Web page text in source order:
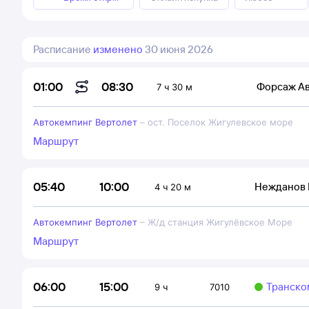
Расписание изменено 30 июня 2026
01:00 08:30 7 ч 30 м Форсаж
Автокемпинг Вертолет – ост. Поселок Жигулевское море
Маршрут
05:40 10:00 4 ч 20 м Нежданов
Автокемпинг Вертолет – Ж/д станция Жигулёвское Море
Маршрут
06:00 15:00 9 ч 7010